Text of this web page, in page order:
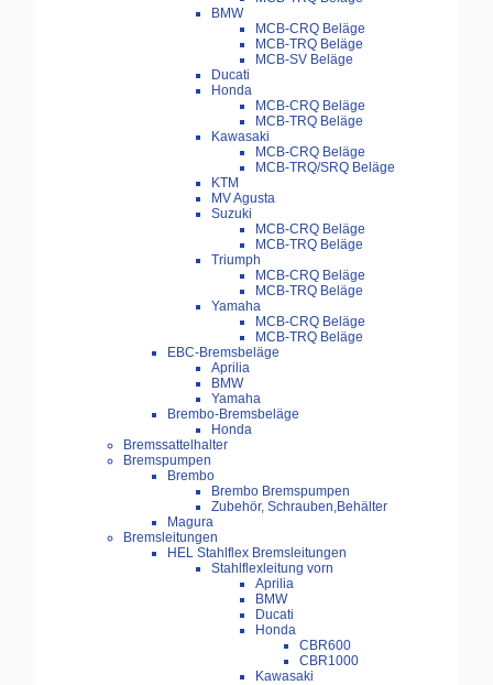
BMW
MCB-CRQ Beläge
MCB-TRQ Beläge
MCB-SV Beläge
Ducati
Honda
MCB-CRQ Beläge
MCB-TRQ Beläge
Kawasaki
MCB-CRQ Beläge
MCB-TRQ/SRQ Beläge
KTM
MV Agusta
Suzuki
MCB-CRQ Beläge
MCB-TRQ Beläge
Triumph
MCB-CRQ Beläge
MCB-TRQ Beläge
Yamaha
MCB-CRQ Beläge
MCB-TRQ Beläge
EBC-Bremsbeläge
Aprilia
BMW
Yamaha
Brembo-Bremsbeläge
Honda
Bremssattelhalter
Bremspumpen
Brembo
Brembo Bremspumpen
Zubehör, Schrauben,Behälter
Magura
Bremsleitungen
HEL Stahlflex Bremsleitungen
Stahlflexleitung vorn
Aprilia
BMW
Ducati
Honda
CBR600
CBR1000
Kawasaki